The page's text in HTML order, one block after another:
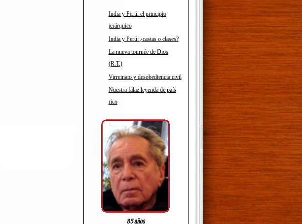
India y Perú: el principio
jerárquico
India y Perú: ¿castas o clases?
La nueva tournée de Dios
(R.T.)
Virreinato y desobediencia civil
Nuestra falaz leyenda de país
rico